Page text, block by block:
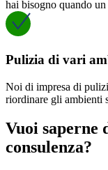
hai bisogno quando
Pulizia di vari
Noi di impresa di
riordinare gli ambienti
Vuoi saperne
consulenza?